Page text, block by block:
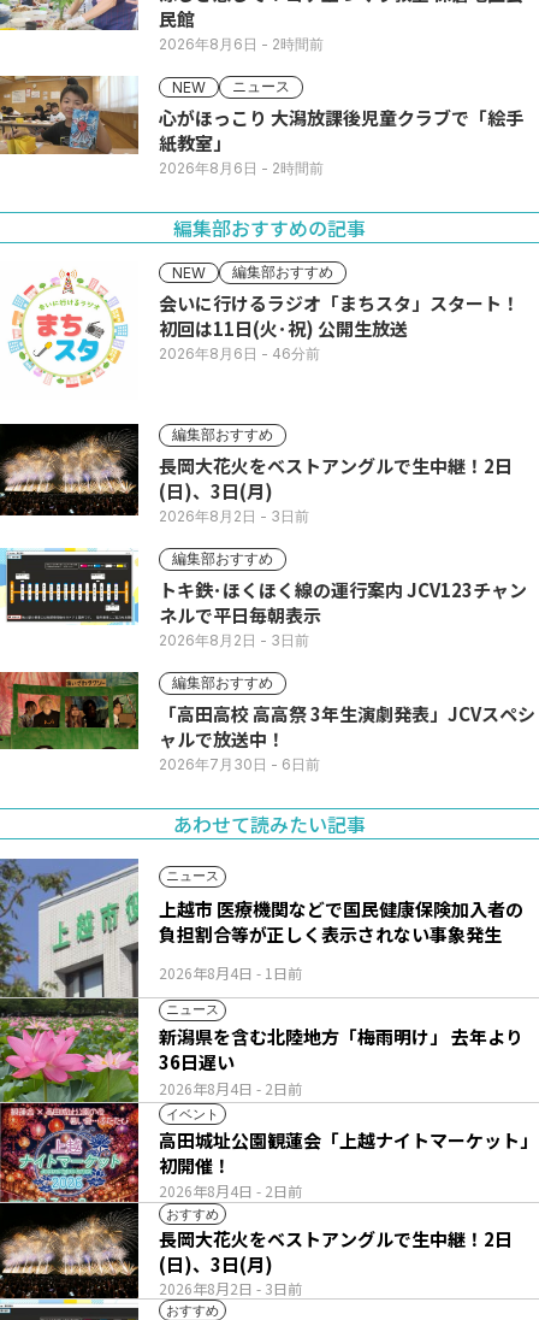
民館
2026年8月6日 - 2時間前
NEW ニュース
心がほっこり 大潟放課後児童クラブで「絵手
紙教室」
2026年8月6日 - 2時間前
編集部おすすめの記事
NEW 編集部おすすめ
会いに行けるラジオ「まちスタ」スタート！
初回は11日(火･祝) 公開生放送
2026年8月6日 - 46分前
編集部おすすめ
長岡大花火をベストアングルで生中継！2日
(日)、3日(月)
2026年8月2日 - 3日前
編集部おすすめ
トキ鉄･ほくほく線の運行案内 JCV123チャン
ネルで平日毎朝表示
2026年8月2日 - 3日前
編集部おすすめ
「高田高校 高高祭 3年生演劇発表」JCVスペシ
ャルで放送中！
2026年7月30日 - 6日前
あわせて読みたい記事
ニュース
2026年8月4日 - 1日前
上越市 医療機関などで国民健康保険加入者の
負担割合等が正しく表示されない事象発生
ニュース
2026年8月4日 - 2日前
新潟県を含む北陸地方「梅雨明け」 去年より
36日遅い
イベント
2026年8月4日 - 2日前
高田城址公園観蓮会「上越ナイトマーケット」
初開催！
おすすめ
2026年8月2日 - 3日前
長岡大花火をベストアングルで生中継！2日
(日)、3日(月)
おすすめ